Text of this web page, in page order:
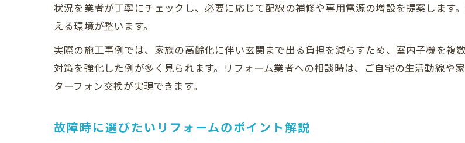
インターフォン更新で高める防犯性の
家族を守るためのインターフォンリフ
防犯強化を目指すリフォームの具体的
信頼性重視のリフォーム業者見極め術
状況を業者が丁寧にチェックし、必要に応じて配線の補修や専用電源の増設を提案します
える環境が整います。
実際の施工事例では、家族の高齢化に伴い玄関まで出る負担を減らすため、室内子機を複
対策を強化した例が多く見られます。リフォーム業者への相談時は、ご自宅の生活動線や
ターフォン交換が実現できます。
故障時に選びたいリフォームのポイント解説